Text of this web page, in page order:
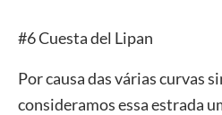
#6 Cuesta del Lipan
Por causa das várias curvas
consideramos essa estrada